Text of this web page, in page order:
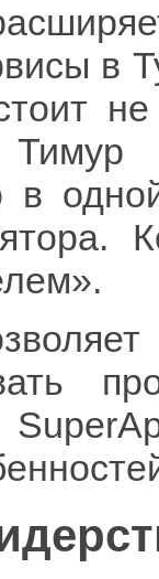
в
не
в